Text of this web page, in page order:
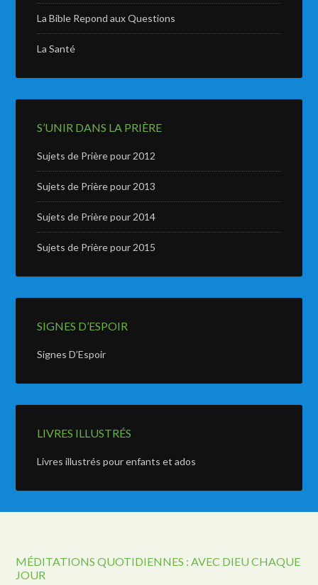
La Bible Repond aux Questions
La Santé
S’UNIR DANS LA PRIÈRE
Sujets de Prière pour 2012
Sujets de Prière pour 2013
Sujets de Prière pour 2014
Sujets de Prière pour 2015
SIGNES D’ESPOIR
Signes D’Espoir
LIVRES ILLUSTRÉS
Livres illustrés pour enfants et ados
MÉDITATIONS QUOTIDIENNES : AVEC DIEU CHAQUE
JOUR